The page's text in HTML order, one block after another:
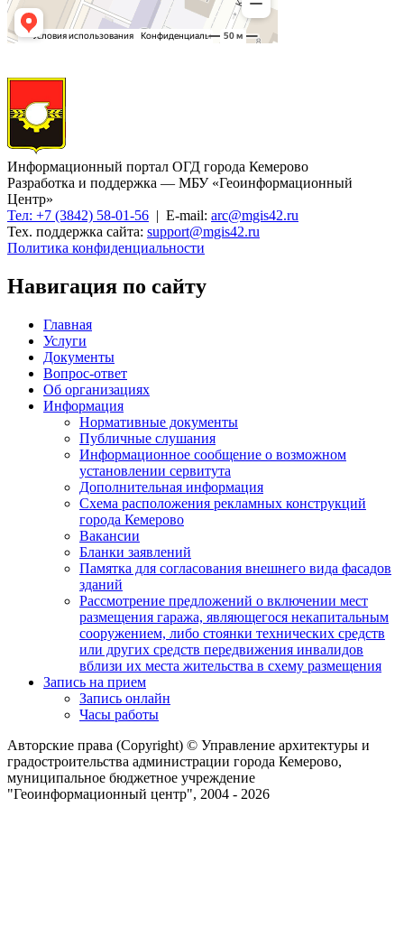
Информационный портал ОГД города Кемерово
Разработка и поддержка — МБУ «Геоинформационный
Центр»
Тел: +7 (3842) 58-01-56 | E-mail: arc@mgis42.ru
Тех. поддержка сайта: support@mgis42.ru
Политика конфиденциальности
Навигация по сайту
Главная
Услуги
Документы
Вопрос-ответ
Об организациях
Информация
Нормативные документы
Публичные слушания
Информационное сообщение о возможном
установлении сервитута
Дополнительная информация
Схема расположения рекламных конструкций
города Кемерово
Вакансии
Бланки заявлений
Памятка для согласования внешнего вида фасадов
зданий
Рассмотрение предложений о включении мест
размещения гаража, являющегося некапитальным
сооружением, либо стоянки технических средств
или других средств передвижения инвалидов
вблизи их места жительства в схему размещения
Запись на прием
Запись онлайн
Часы работы
Авторские права (Copyright) © Управление архитектуры и
градостроительства администрации города Кемерово,
муниципальное бюджетное учреждение
"Геоинформационный центр", 2004 - 2026